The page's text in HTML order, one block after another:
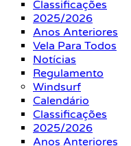
Classificações
2025/2026
Anos Anteriores
Vela Para Todos
Notícias
Regulamento
Windsurf
Calendário
Classificações
2025/2026
Anos Anteriores